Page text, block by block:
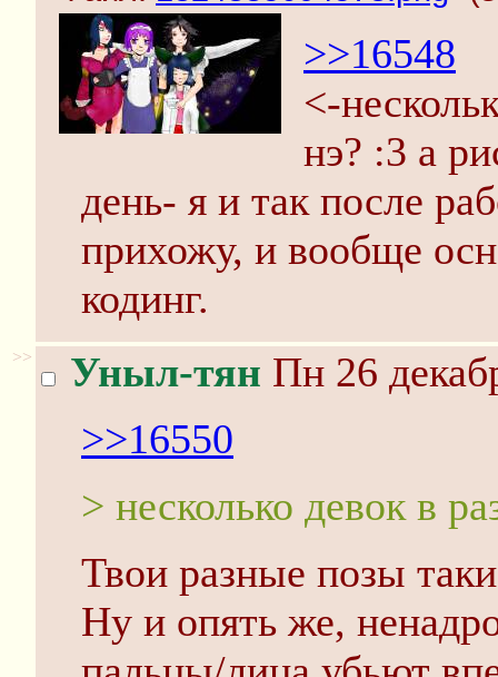
>>16548
<-
нэ? :3 а
день- я и так после
прихожу, и вообще
кодинг.
>> Уныл-тян Пн 26
>>16550
> несколько девок в
Твои разные позы
Ну и опять же,